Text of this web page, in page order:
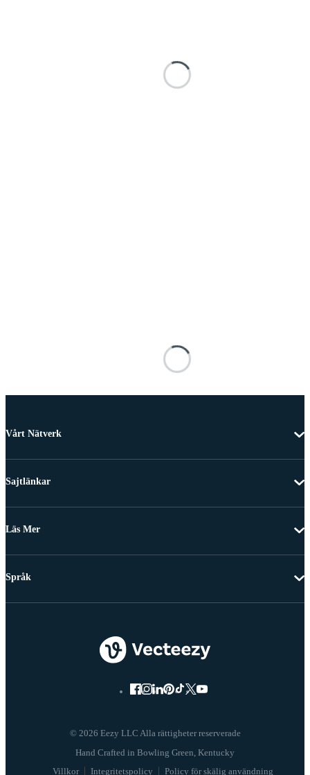
Vårt Nätverk
Sajtlänkar
Läs Mer
© 2026 Eezy LLC Alla rättigheter reserverade
Villkor Integritetspolicy Policy för skälig användning
Språk